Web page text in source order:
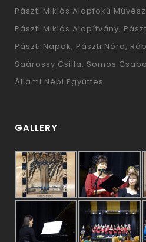
Pászti Miklós Alapfokú
Pászti Miklós Alapítvány
Pászti Napok Pászti Nóra
Saárossy Csilla Somos Csaba
Állami Népi Együttes
GALLERY